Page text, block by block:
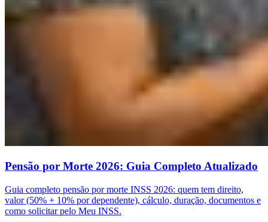
Pensão por Morte 2026: Guia Completo Atualizado
Guia completo pensão por morte INSS 2026: quem tem direito,
valor (50% + 10% por dependente), cálculo, duração, documentos e
como solicitar pelo Meu INSS.